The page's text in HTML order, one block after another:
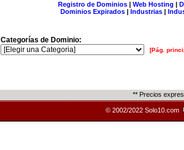
Registro de Dominios| Web Hosting |
Dominios Expirados | Industrias |
Categorías de Dominio:
[Pág.
** Precios
© 2002/2022 Solo10.com